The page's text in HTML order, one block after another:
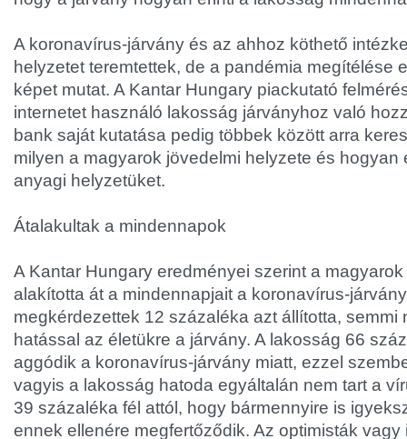
A koronavírus-járvány és az ahhoz köthető
helyzetet teremtettek, de a pandémia megítélése
képet mutat. A Kantar Hungary piackutató
internetet használó lakosság járványhoz való
bank saját kutatása pedig többek között arra
milyen a magyarok jövedelmi helyzete és hogyan
anyagi helyzetüket.
Átalakultak a mindennapok
A Kantar Hungary eredményei szerint a
alakította át a mindennapjait a koronavírus-
megkérdezettek 12 százaléka azt állította, semmi
hatással az életükre a járvány. A lakosság 66
aggódik a koronavírus-járvány miatt, ezzel
vagyis a lakosság hatoda egyáltalán nem tart a
39 százaléka fél attól, hogy bármennyire is
ennek ellenére megfertőződik. Az optimisták